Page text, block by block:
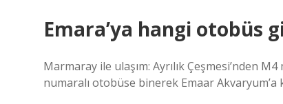
Emara’ya hangi otobüs
Marmaray ile ulaşım: Ayrılık Çeşmesi’nden
numaralı otobüse binerek Emaar